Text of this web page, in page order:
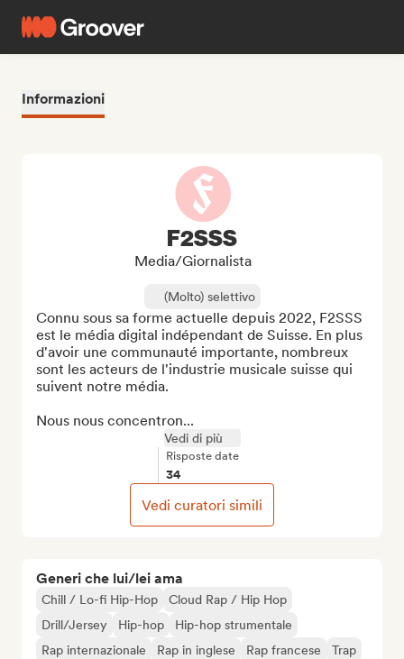
Informazioni
Generi che lui/lei ama
Chill / Lo-fi Hip-Hop
Cloud Rap / Hip Hop
Drill/Jersey
Hip-hop
Hip-hop strumentale
Rap internazionale
Rap in inglese Rap francese Trap
F2SSS
Media/Giornalista
(Molto) selettivo
Connu sous sa forme actuelle depuis 2022, F2SSS
est le média digital indépendant de Suisse. En plus
d'avoir une communauté importante, nombreux
sont les acteurs de l'industrie musicale suisse qui
suivent notre média.
Nous nous concentron...
Vedi di più
Risposte date
34
Vedi curatori simili